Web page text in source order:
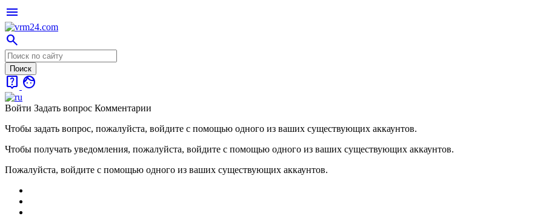
menu
search
live_help face
Войти Задать вопрос Комментарии
Чтобы задать вопрос, пожалуйста, войдите с помощью одного из ваших существующих аккаунтов.
Чтобы получать уведомления, пожалуйста, войдите с помощью одного из ваших существующих аккаунтов.
Пожалуйста, войдите с помощью одного из ваших существующих аккаунтов.